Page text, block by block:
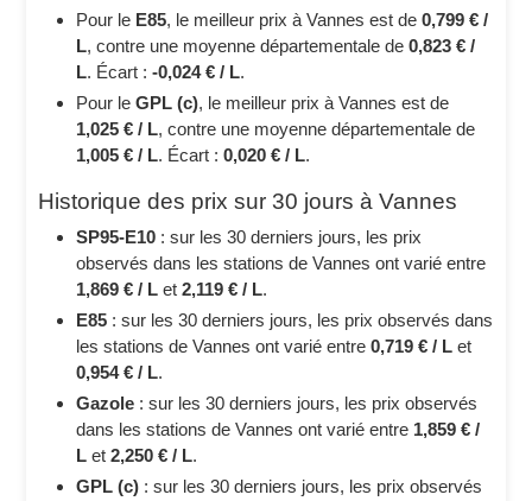
Pour le E85, le meilleur prix à Vannes est de0,799 € /
L, contre une moyenne départementale de0,823 € /
L. Écart :-0,024 € / L.
Pour leGPL (c), le meilleur prix à Vannes est de
1,025 € / L, contre une moyenne départementale de
1,005 € / L. Écart :0,020 € / L.
Historique des prix sur 30 jours à Vannes
SP95-E10 : sur les 30 derniers jours, les prix
observés dans les stations de Vannes ont varié entre
1,869 € / L et2,119 € / L.
E85 : sur les 30 derniers jours, les prix observés dans
les stations de Vannes ont varié entre0,719 € / L et
0,954 € / L.
Gazole : sur les 30 derniers jours, les prix observés
dans les stations de Vannes ont varié entre 1,859 € /
L et2,250 € / L.
GPL (c) : sur les 30 derniers jours, les prix observés